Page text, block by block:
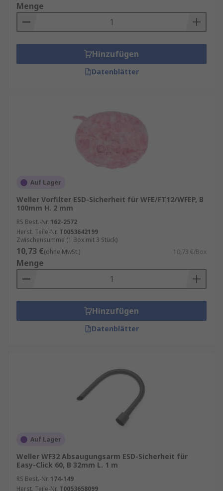
Menge
Hinzufügen
Datenblätter
Auf Lager
Weller Vorfilter ESD-Sicherheit für WFE/FT12/WFEP, B
100mm H. 2 mm
RS Best.-Nr. 162-2572
Herst. Teile-Nr. T0053642199
Zwischensumme (1 Box mit 3 Stück)
10,73 €(ohne MwSt.) 10,73 €/Box
Menge
Hinzufügen
Datenblätter
Auf Lager
Weller WF32 Absaugungsarm ESD-Sicherheit für
Easy-Click 60, B 32mm L. 1 m
RS Best.-Nr. 174-149
Herst. Teile-Nr. T0053658099